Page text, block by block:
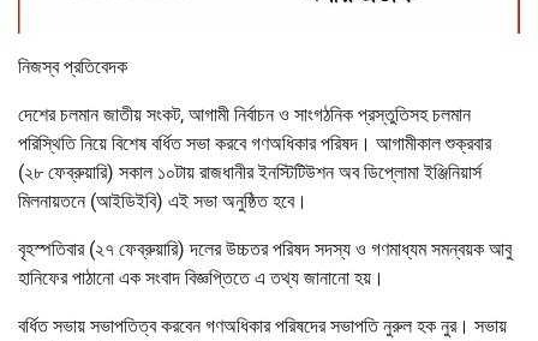
নিজস্ব প্রতিবেদক
দেশের চলমান জাতীয় সংকট, আগামী নির্বাচন ও সাংগঠনিক প্রস্তুতিসহ চলমান
পরিস্থিতি নিয়ে বিশেষ বর্ধিত সভা করবে গণঅধিকার পরিষদ। আগামীকাল শুক্রবার
(২৮ ফেব্রুয়ারি) সকাল ১০টায় রাজধানীর ইনস্টিটিউশন অব ডিপ্লোমা ইঞ্জিনিয়ার্স
মিলনায়তনে (আইডিইবি) এই সভা অনুষ্ঠিত হবে।
বৃহস্পতিবার (২৭ ফেব্রুয়ারি) দলের উচ্চতর পরিষদ সদস্য ও গণমাধ্যম সমন্বয়ক আবু
হানিফের পাঠানো এক সংবাদ বিজ্ঞপ্তিতে এ তথ্য জানানো হয়।
বর্ধিত সভায় সভাপতিত্ব করবেন গণঅধিকার পরিষদের সভাপতি নুরুল হক নুর। সভায়